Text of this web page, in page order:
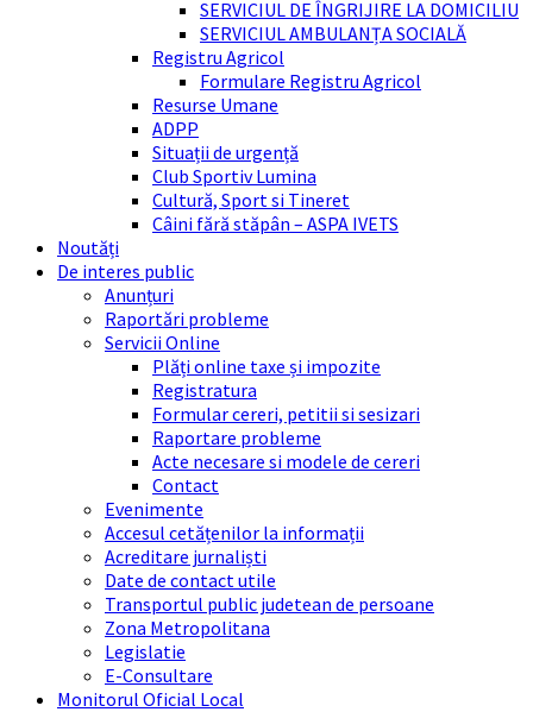
SERVICIUL DE ÎNGRIJIRE LA DOMICILIU
SERVICIUL AMBULANȚA SOCIALĂ
Registru Agricol
Formulare Registru Agricol
Resurse Umane
ADPP
Situații de urgență
Club Sportiv Lumina
Cultură, Sport si Tineret
Câini fără stăpân – ASPA IVETS
Noutăți
De interes public
Anunțuri
Raportări probleme
Servicii Online
Plăți online taxe și impozite
Registratura
Formular cereri, petitii si sesizari
Raportare probleme
Acte necesare si modele de cereri
Contact
Evenimente
Accesul cetățenilor la informații
Acreditare jurnaliști
Date de contact utile
Transportul public judetean de persoane
Zona Metropolitana
Legislatie
E-Consultare
Monitorul Oficial Local